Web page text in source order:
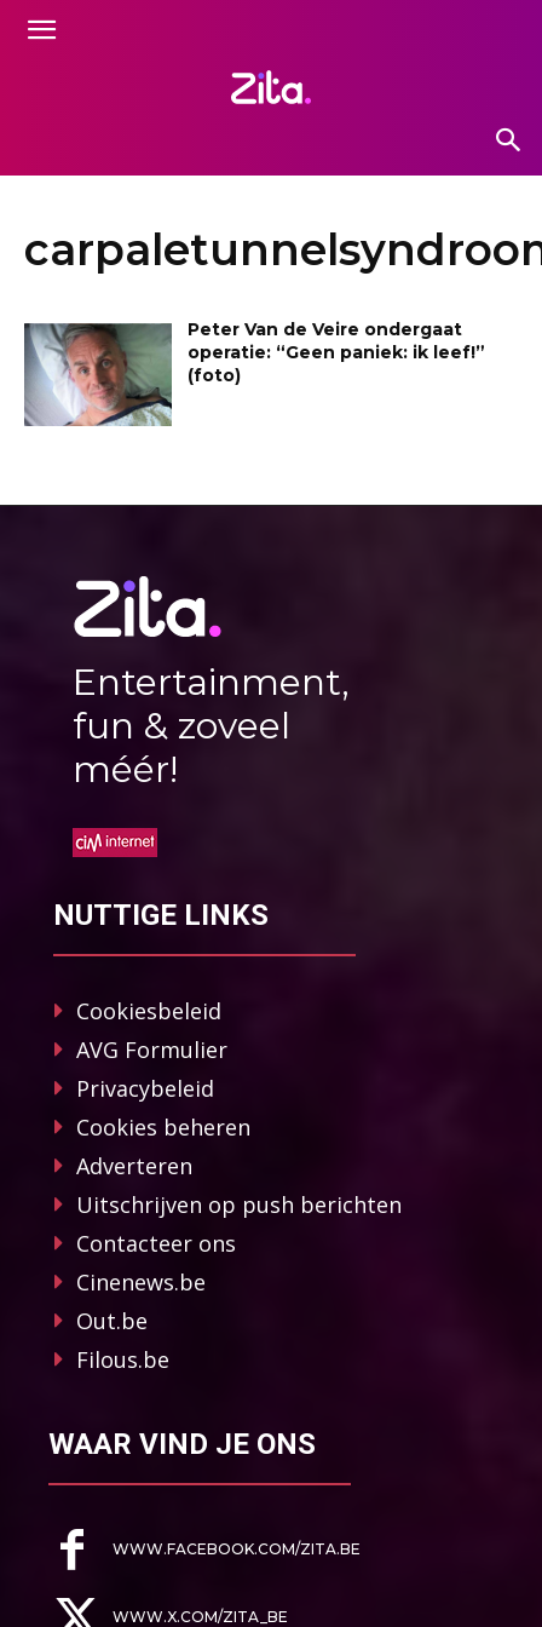
Peter Van de Veire ondergaat
operatie: “Geen paniek: ik leef!”
(foto)
Entertainment,
fun & zoveel
méér!
NUTTIGE LINKS
Cookiesbeleid
AVG Formulier
Privacybeleid
Cookies beheren
Adverteren
Uitschrijven op push berichten
Contacteer ons
Cinenews.be
Out.be
Filous.be
WAAR VIND JE ONS
WWW.FACEBOOK.COM/ZITA.BE
WWW.X.COM/ZITA_BE